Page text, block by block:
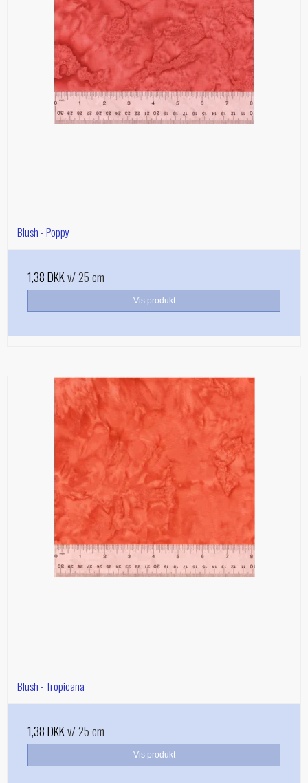
Blush - Poppy
1,38 DKKv/ 25 cm
Vis produkt
Blush - Tropicana
1,38 DKKv/ 25 cm
Vis produkt